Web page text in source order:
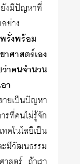
ยังมีปัญหาที่
ย่าง
รั่งพร้อม
าสตร์เอง
คนจำนวน
า
ายเป็นปัญหา
คนไม่รู้จัก
นโลยีเป็น
มีวัฒนธรรม